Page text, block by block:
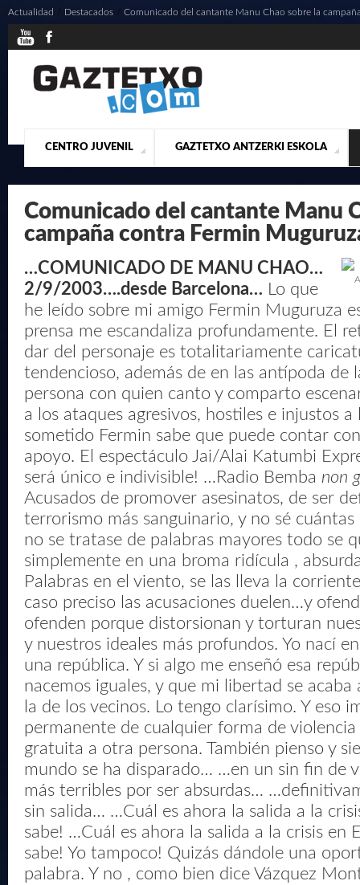
CENTRO JUVENIL
¿QUIENES SOMOS? ACTUALIDAD CONTACTO
GAZTETXO ANTZERKI ESKOLA
PRESENTACIÓN MUSICALES
Actualidad Destacados Comunicado del cantante Manu Chao sobre la
Comunicado del cantante Manu
campaña contra Fermin
…COMUNICADO DE MANU CHAO…
2/9/2003….desde Barcelona… Lo que
he leído sobre mi amigo Fermin Muguruza
prensa me escandaliza profundamente. El
dar del personaje es totalitariamente
tendencioso, además de en las antípoda de
persona con quien canto y comparto
a los ataques agresivos, hostiles e injustos a
sometido Fermin sabe que puede contar
apoyo. El espectáculo Jai/Alai Katumbi
será único e indivisible! …Radio Bemba non
Acusados de promover asesinatos, de ser
terrorismo más sanguinario, y no sé
no se tratase de palabras mayores todo se
simplemente en una broma ridícula ,
Palabras en el viento, se las lleva la
caso preciso las acusaciones duelen…y
ofenden porque distorsionan y torturan
y nuestros ideales más profundos. Yo nací
una república. Y si algo me enseñó esa
nacemos iguales, y que mi libertad se acaba
la de los vecinos. Lo tengo clarísimo. Y eso
permanente de cualquier forma de
gratuita a otra persona. También pienso y
mundo se ha disparado… …en un sin fin de
más terribles por ser absurdas…
sin salida… …Cuál es ahora la salida a la
sabe! …Cuál es ahora la salida a la crisis en
sabe! Yo tampoco! Quizás dándole una
palabra. Y no , como bien dice Vázquez